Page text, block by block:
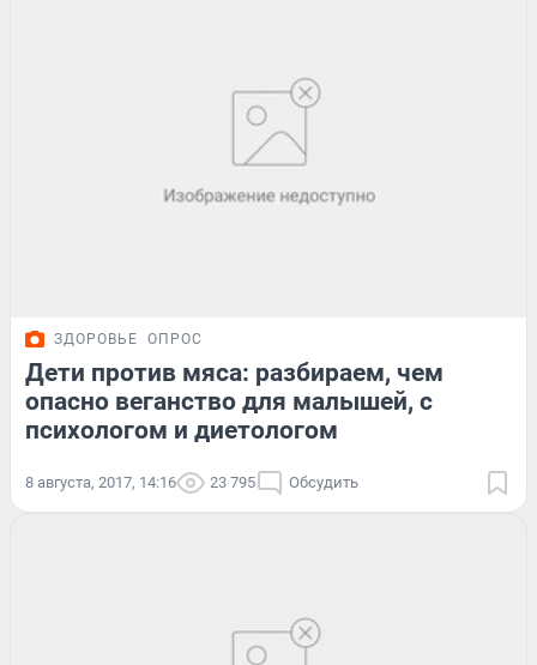
ЗДОРОВЬЕ ОПРОС
Дети против мяса: разбираем, чем
опасно веганство для малышей, с
психологом и диетологом
8 августа, 2017, 14:16 23 795 Обсудить